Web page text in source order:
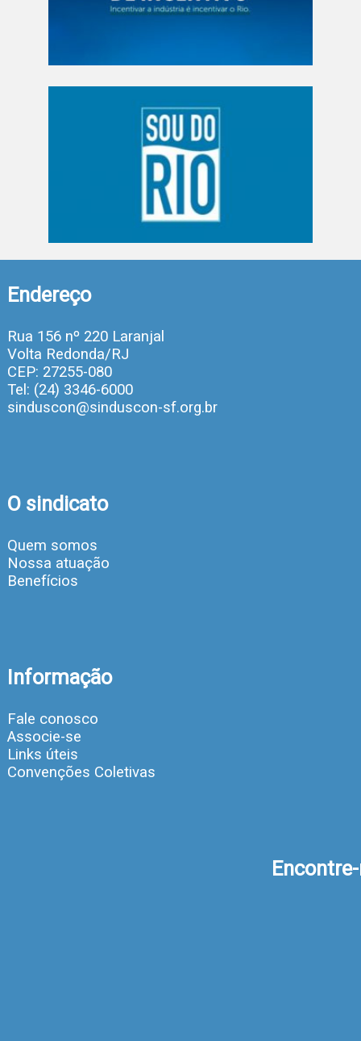
Endereço
Rua 156 nº 220 Laranjal
Volta Redonda/RJ
CEP: 27255-080
Tel: (24) 3346-6000
sinduscon@sinduscon-sf.org.br
O sindicato
Quem somos
Nossa atuação
Benefícios
Informação
Fale conosco
Associe-se
Links úteis
Convenções Coletivas